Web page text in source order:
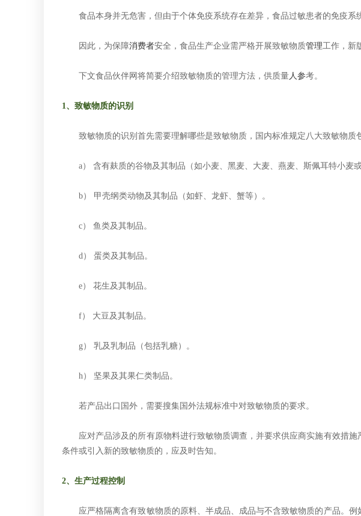
食品本身并无危害，但由于个体免疫系统存在差异，食品过敏患者的免疫系
因此，为保障消费者安全，食品生产企业需严格开展致敏物质管理工作，新
下文食品伙伴网将简要介绍致敏物质的管理方法，供质量人参考。
1、致敏物质的识别
致敏物质的识别首先需要理解哪些是致敏物质，国内标准规定八大致敏物质
a） 含有麸质的谷物及其制品（如小麦、黑麦、大麦、燕麦、斯佩耳特小麦
b） 甲壳纲类动物及其制品（如虾、龙虾、蟹等）。
c） 鱼类及其制品。
d） 蛋类及其制品。
e） 花生及其制品。
f） 大豆及其制品。
g） 乳及乳制品（包括乳糖）。
h） 坚果及其果仁类制品。
若产品出口国外，需要搜集国外法规标准中对致敏物质的要求。
应对产品涉及的所有原物料进行致敏物质调查，并要求供应商实施有效措施
条件或引入新的致敏物质的，应及时告知。
2、生产过程控制
应严格隔离含有致敏物质的原料、半成品、成品与不含致敏物质的产品。例